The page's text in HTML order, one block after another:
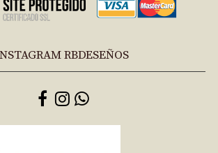
RBDESEÑOS